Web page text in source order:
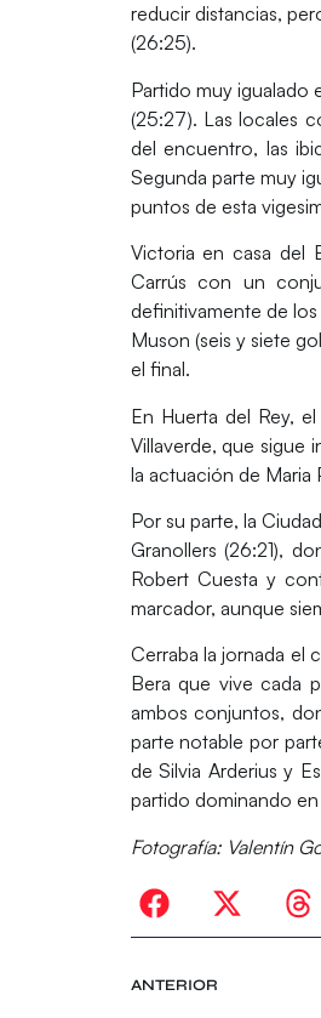
reducir distancias,
(26:25).
Partido muy igualado
(25:27). Las locales
del encuentro, las
Segunda parte muy
puntos de esta
Victoria en casa del
Carrús con un
definitivamente de
Muson (seis y siete
el final.
En Huerta del Rey, el
Villaverde, que sigue
la actuación de Maria
Por su parte, la
Granollers (26:21),
Robert Cuesta y
marcador, aunque
Cerraba la jornada el
Bera que vive cada
ambos conjuntos,
parte notable por
de Silvia Arderius y
partido dominando
Fotografía: Valentín
ANTERIOR